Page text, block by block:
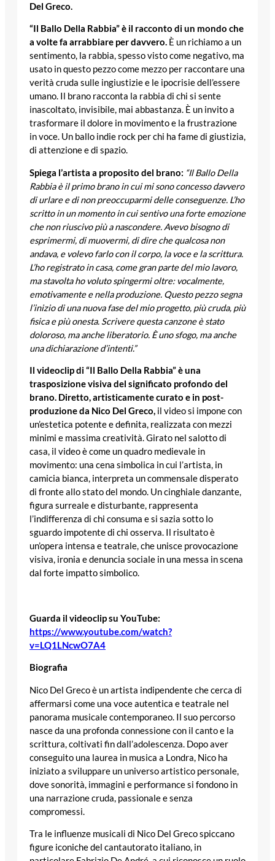
Del Greco.
“Il Ballo Della Rabbia” è il racconto di un mondo che
a volte fa arrabbiare per davvero. È un richiamo a un
sentimento, la rabbia, spesso visto come negativo, ma
usato in questo pezzo come mezzo per raccontare una
verità cruda sulle ingiustizie e le ipocrisie dell’essere
umano. Il brano racconta la rabbia di chi si sente
inascoltato, invisibile, mai abbastanza. È un invito a
trasformare il dolore in movimento e la frustrazione
in voce. Un ballo indie rock per chi ha fame di giustizia,
di attenzione e di spazio.
Spiega l’artista a proposito del brano: “Il Ballo Della
Rabbia è il primo brano in cui mi sono concesso davvero
di urlare e di non preoccuparmi delle conseguenze. L’ho
scritto in un momento in cui sentivo una forte emozione
che non riuscivo più a nascondere. Avevo bisogno di
esprimermi, di muovermi, di dire che qualcosa non
andava, e volevo farlo con il corpo, la voce e la scrittura.
L’ho registrato in casa, come gran parte del mio lavoro,
ma stavolta ho voluto spingermi oltre: vocalmente,
emotivamente e nella produzione. Questo pezzo segna
l’inizio di una nuova fase del mio progetto, più cruda, più
fisica e più onesta. Scrivere questa canzone è stato
doloroso, ma anche liberatorio. È uno sfogo, ma anche
una dichiarazione d’intenti.”
Il videoclip di “Il Ballo Della Rabbia” è una
trasposizione visiva del significato profondo del
brano. Diretto, artisticamente curato e in post-
produzione da Nico Del Greco, il video si impone con
un’estetica potente e definita, realizzata con mezzi
minimi e massima creatività. Girato nel salotto di
casa, il video è come un quadro medievale in
movimento: una cena simbolica in cui l’artista, in
camicia bianca, interpreta un commensale disperato
di fronte allo stato del mondo. Un cinghiale danzante,
figura surreale e disturbante, rappresenta
l’indifferenza di chi consuma e si sazia sotto lo
sguardo impotente di chi osserva. Il risultato è
un’opera intensa e teatrale, che unisce provocazione
visiva, ironia e denuncia sociale in una messa in scena
dal forte impatto simbolico.
Guarda il videoclip su YouTube:
https://www.youtube.com/watch?
v=LQ1LNcwO7A4
Biografia
Nico Del Greco è un artista indipendente che cerca di
affermarsi come una voce autentica e teatrale nel
panorama musicale contemporaneo. Il suo percorso
nasce da una profonda connessione con il canto e la
scrittura, coltivati fin dall’adolescenza. Dopo aver
conseguito una laurea in musica a Londra, Nico ha
iniziato a sviluppare un universo artistico personale,
dove sonorità, immagini e performance si fondono in
una narrazione cruda, passionale e senza
compromessi.
Tra le influenze musicali di Nico Del Greco spiccano
figure iconiche del cantautorato italiano, in